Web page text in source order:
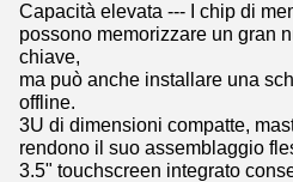
Capacità elevata --- I chip di
possono memorizzare un gran
chiave,
ma può anche installare una
offline.
3U di dimensioni compatte,
rendono il suo assemblaggio
3.5" touchscreen integrato